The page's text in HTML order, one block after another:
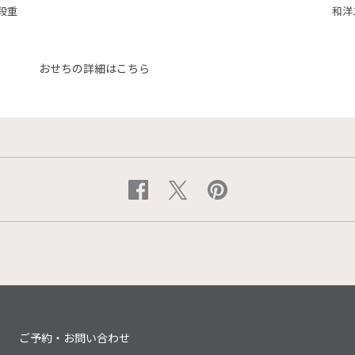
重 和
おせちの詳細はこちら
ご予約・お問い合わせ